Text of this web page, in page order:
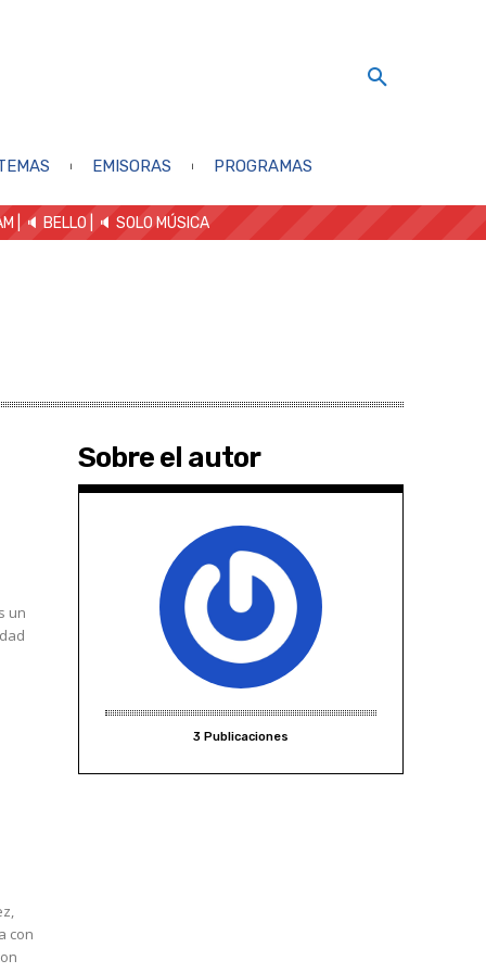
EMISORAS PROGRAMAS
| 🔈 BELLO 🔈 SOLO MÚSICA
un
con
Sobre el autor
3 Publicaciones